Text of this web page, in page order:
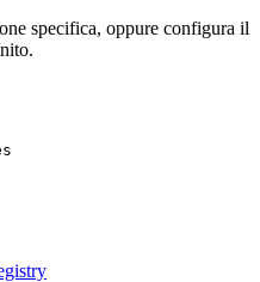
specifica, oppure configura il